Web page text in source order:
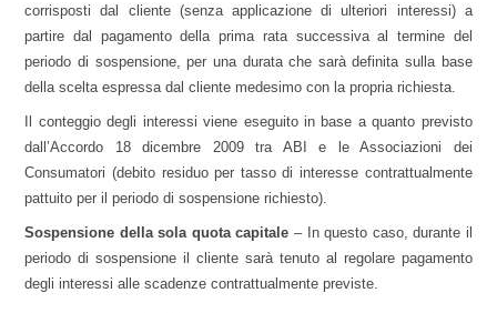
corrisposti dal cliente (senza applicazione di ulteriori interessi) a
partire dal pagamento della prima rata successiva al termine del
periodo di sospensione, per una durata che sarà definita sulla base
della scelta espressa dal cliente medesimo con la propria richiesta.
Il conteggio degli interessi viene eseguito in base a quanto previsto
dall’Accordo 18 dicembre 2009 tra ABI e le Associazioni dei
Consumatori (debito residuo per tasso di interesse contrattualmente
pattuito per il periodo di sospensione richiesto).
Sospensione della sola quota capitale – In questo caso, durante il
periodo di sospensione il cliente sarà tenuto al regolare pagamento
degli interessi alle scadenze contrattualmente previste.